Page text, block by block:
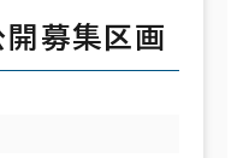
募集区画